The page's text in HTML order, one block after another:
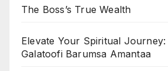
The Boss’s True Wealth
Elevate Your Spiritual
Galatoofi Barumsa Amantaa